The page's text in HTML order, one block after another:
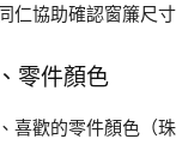
仁協助確認窗簾尺寸
零件顏色
喜歡的零件顏色（